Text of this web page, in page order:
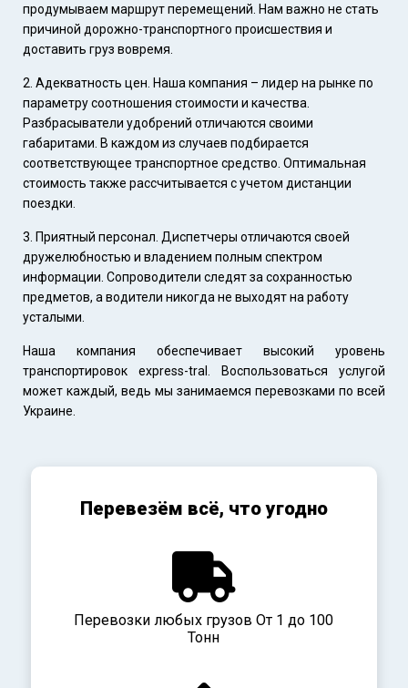
продумываем маршрут перемещений. Нам важно не стать
причиной дорожно-транспортного происшествия и
доставить груз вовремя.
Адекватность цен. Наша компания – лидер на рынке по
параметру соотношения стоимости и качества.
Разбрасыватели удобрений отличаются своими
габаритами. В каждом из случаев подбирается
соответствующее транспортное средство. Оптимальная
стоимость также рассчитывается с учетом дистанции
поездки.
Приятный персонал. Диспетчеры отличаются своей
дружелюбностью и владением полным спектром
информации. Сопроводители следят за сохранностью
предметов, а водители никогда не выходят на работу
усталыми.
Наша компания обеспечивает высокий уровень
транспортировок express-tral. Воспользоваться услугой
может каждый, ведь мы занимаемся перевозками по всей
Украине.
Перевезём всё, что угодно
Перевозки любых грузов От 1 до 100
Тонн